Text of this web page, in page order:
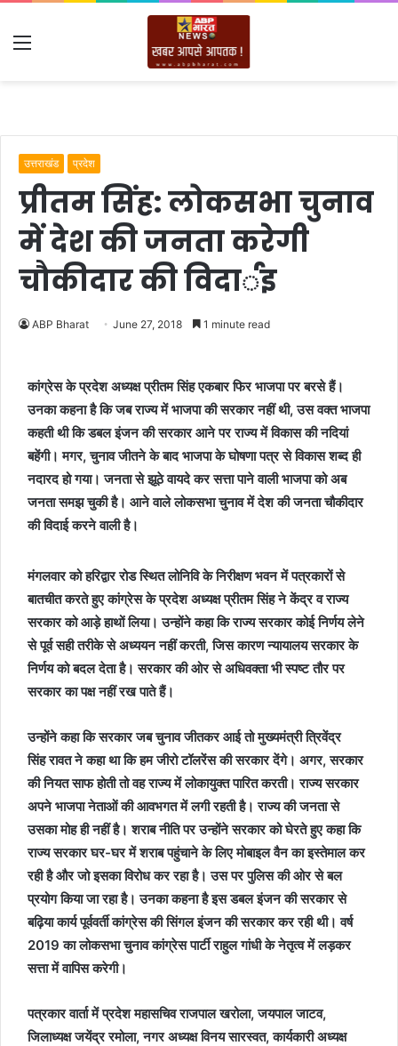
Menu
उत्तराखंड प्रदेश
प्रीतम सिंह: लोकसभा चुनाव
में देश की जनता करेगी
चौकीदार की विदार्इ
ABP Bharat June 27, 2018 1 minute read
कांग्रेस के प्रदेश अध्यक्ष प्रीतम सिंह एकबार फिर भाजपा पर बरसे हैं।
उनका कहना है कि जब राज्य में भाजपा की सरकार नहीं थी, उस वक्त भाजपा
कहती थी कि डबल इंजन की सरकार आने पर राज्य में विकास की नदियां
बहेंगी। मगर, चुनाव जीतने के बाद भाजपा के घोषणा पत्र से विकास शब्द ही
नदारद हो गया। जनता से झूठे वायदे कर सत्ता पाने वाली भाजपा को अब
जनता समझ चुकी है। आने वाले लोकसभा चुनाव में देश की जनता चौकीदार
की विदाई करने वाली है।
मंगलवार को हरिद्वार रोड स्थित लोनिवि के निरीक्षण भवन में पत्रकारों से
बातचीत करते हुए कांग्रेस के प्रदेश अध्यक्ष प्रीतम सिंह ने केंद्र व राज्य
सरकार को आड़े हाथों लिया। उन्होंने कहा कि राज्य सरकार कोई निर्णय लेने
से पूर्व सही तरीके से अध्ययन नहीं करती, जिस कारण न्यायालय सरकार के
निर्णय को बदल देता है। सरकार की ओर से अधिवक्ता भी स्पष्ट तौर पर
सरकार का पक्ष नहीं रख पाते हैं।
उन्होंने कहा कि सरकार जब चुनाव जीतकर आई तो मुख्यमंत्री त्रिवेंद्र
सिंह रावत ने कहा था कि हम जीरो टॉलरेंस की सरकार देंगे। अगर, सरकार
की नियत साफ होती तो वह राज्य में लोकायुक्त पारित करती। राज्य सरकार
अपने भाजपा नेताओं की आवभगत में लगी रहती है। राज्य की जनता से
उसका मोह ही नहीं है। शराब नीति पर उन्होंने सरकार को घेरते हुए कहा कि
राज्य सरकार घर-घर में शराब पहुंचाने के लिए मोबाइल वैन का इस्तेमाल कर
रही है और जो इसका विरोध कर रहा है। उस पर पुलिस की ओर से बल
प्रयोग किया जा रहा है। उनका कहना है इस डबल इंजन की सरकार से
बढ़िया कार्य पूर्ववर्ती कांग्रेस की सिंगल इंजन की सरकार कर रही थी। वर्ष
2019 का लोकसभा चुनाव कांग्रेस पार्टी राहुल गांधी के नेतृत्व में लड़कर
सत्ता में वापिस करेगी।
पत्रकार वार्ता में प्रदेश महासचिव राजपाल खरोला, जयपाल जाटव,
जिलाध्यक्ष जयेंद्र रमोला, नगर अध्यक्ष विनय सारस्वत, कार्यकारी अध्यक्ष